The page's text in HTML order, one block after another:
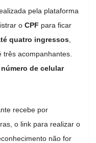
pela plataforma
o CPF para ficar
quatro ingressos
acompanhantes.
número de celular
recebe por
o link para realizar o
não for